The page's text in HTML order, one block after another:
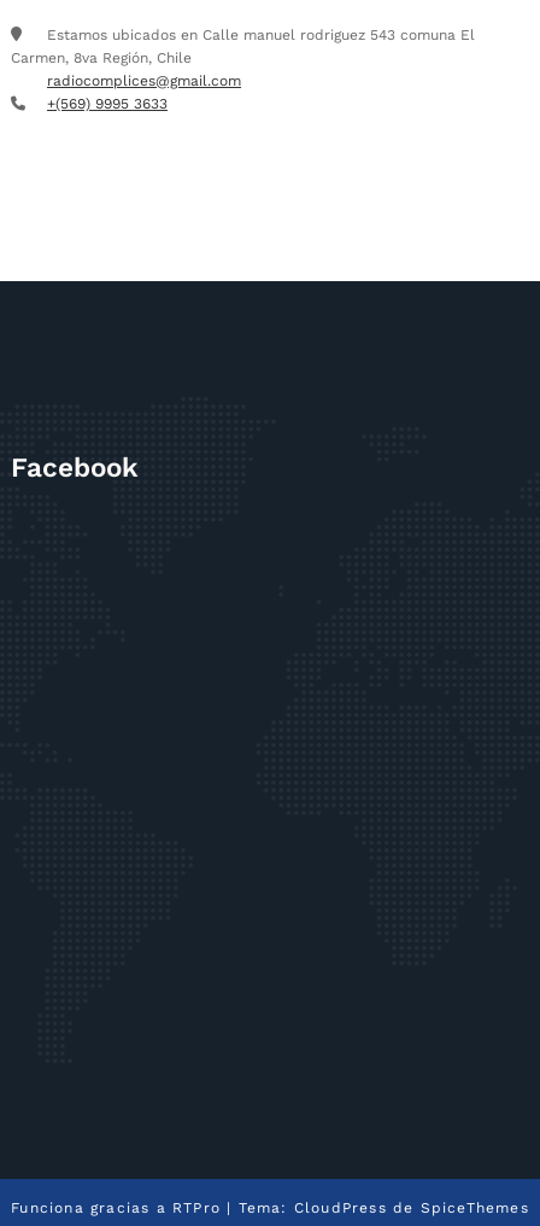
Estamos ubicados en Calle manuel rodriguez 543 comuna El
Carmen, 8va Región, Chile
radiocomplices@gmail.com
+(569) 9995 3633
Facebook
Funciona gracias a RTPro | Tema: CloudPress de SpiceThemes